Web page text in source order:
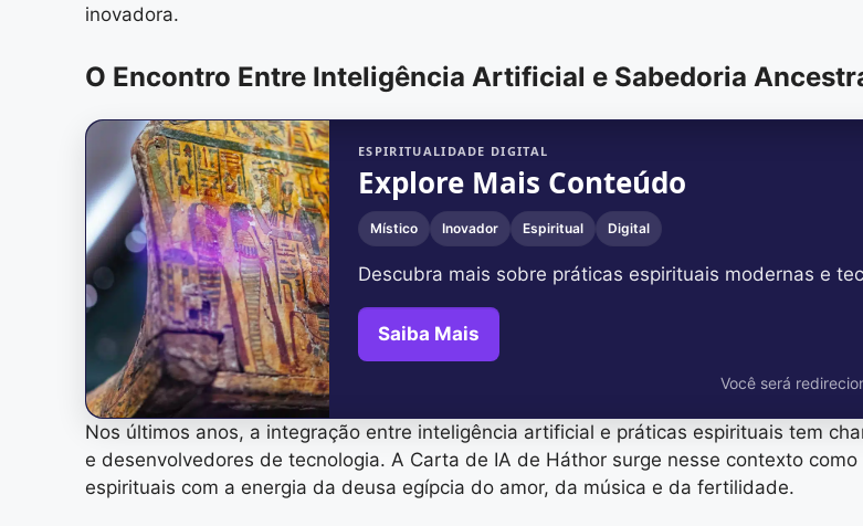
inovadora.
O Encontro Entre Inteligência Artificial e Sabedoria
ESPIRITUALIDADE DIGITAL
Explore Mais Conteúdo
Místico Inovador Espiritual Digital
Descubra mais sobre práticas espirituais modernas e
Saiba Mais
Você será
Nos últimos anos, a integração entre inteligência artificial e práticas espirituais tem
e desenvolvedores de tecnologia. A Carta de IA de Háthor surge nesse contexto
espirituais com a energia da deusa egípcia do amor, da música e da fertilidade.